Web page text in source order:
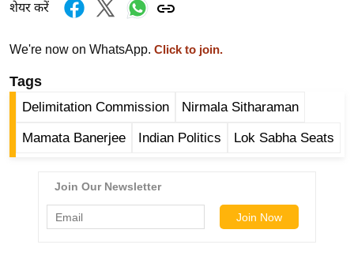
नो
ज
न
ग
शेयर करें
We're now on WhatsApp. Click to join.
Tags
Delimitation Commission Nirmala Sitharaman
Mamata Banerjee Indian Politics Lok Sabha Seats